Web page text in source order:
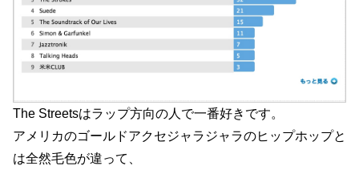
The Streetsはラップ方向の人で一番好きです。
アメリカのゴールドアクセジャラジャラのヒップホップと
は全然毛色が違って、